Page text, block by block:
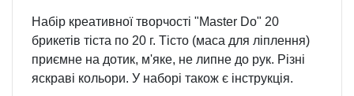
Набір креативної творчості "Master Do" 20
брикетів тіста по 20 г. Тісто (маса для ліплення)
приємне на дотик, м'яке, не липне до рук. Різні
яскраві кольори. У наборі також є інструкція.